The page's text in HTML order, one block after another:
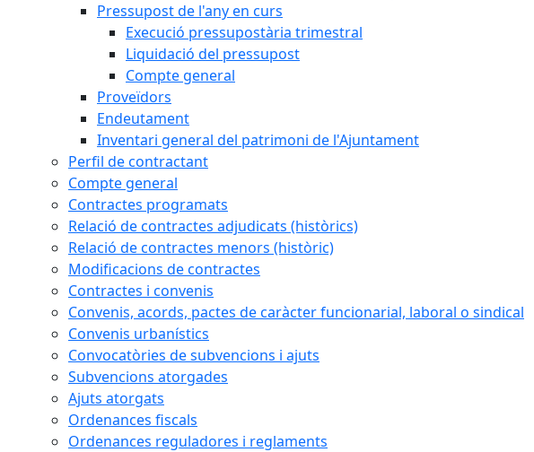
Pressupost de l'any en curs
Execució pressupostària trimestral
Liquidació del pressupost
Compte general
Proveïdors
Endeutament
Inventari general del patrimoni de l'Ajuntament
Perfil de contractant
Compte general
Contractes programats
Relació de contractes adjudicats (històrics)
Relació de contractes menors (històric)
Modificacions de contractes
Contractes i convenis
Convenis, acords, pactes de caràcter funcionarial, laboral o sindical
Convenis urbanístics
Convocatòries de subvencions i ajuts
Subvencions atorgades
Ajuts atorgats
Ordenances fiscals
Ordenances reguladores i reglaments